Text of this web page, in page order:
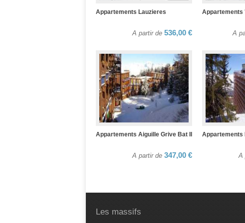
Appartements Lauzieres
A partir de 536,00 €
Appartements
A
Appartements Aiguille Grive Bat II
A partir de 347,00 €
Appartements
A
Les massifs